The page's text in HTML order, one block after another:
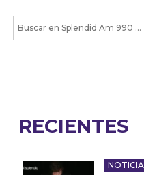
RECIENTES